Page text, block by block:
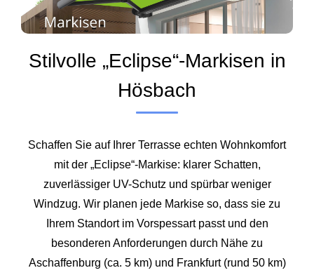
Stilvolle „Eclipse“-Markisen in
Hösbach
Schaffen Sie auf Ihrer Terrasse echten Wohnkomfort
mit der „Eclipse“-Markise: klarer Schatten,
zuverlässiger UV-Schutz und spürbar weniger
Windzug. Wir planen jede Markise so, dass sie zu
Ihrem Standort im Vorspessart passt und den
besonderen Anforderungen durch Nähe zu
Aschaffenburg (ca. 5 km) und Frankfurt (rund 50 km)